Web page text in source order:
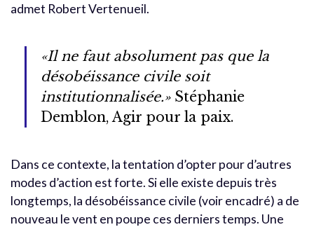
admet Robert Vertenueil.
«Il ne faut absolument pas que la
désobéissance civile soit
institutionnalisée.» Stéphanie
Demblon, Agir pour la paix.
Dans ce contexte, la tentation d’opter pour d’autres
modes d’action est forte. Si elle existe depuis très
longtemps, la désobéissance civile (voir encadré) a de
nouveau le vent en poupe ces derniers temps. Une